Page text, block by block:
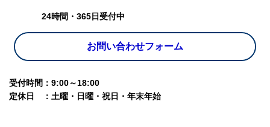
24時間・365日受付中
お問い合わせフォーム
受付時間：9:00～18:00
定休日 ：土曜・日曜・祝日・年末年始